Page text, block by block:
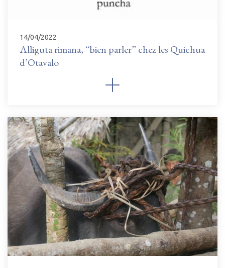
14/04/2022
Alliguta rimana, “bien parler” chez les Quichua
d’Otavalo